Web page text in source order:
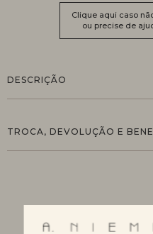
Clique aqui caso
ou precise de
DESCRIÇÃO
TROCA, DEVOLUÇÃO E